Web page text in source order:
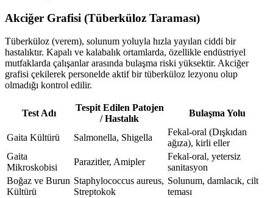
Akciğer Grafisi (Tüberküloz Taraması)
Tüberküloz (verem), solunum yoluyla hızla yayılan ciddi bir
hastalıktır. Kapalı ve kalabalık ortamlarda, özellikle endüstriyel
mutfaklarda çalışanlar arasında bulaşma riski yüksektir. Akciğer
grafisi çekilerek personelde aktif bir tüberküloz lezyonu olup
olmadığı kontrol edilir.
Test Adı
Tespit Edilen Patojen
/ Hastalık
Bulaşma Yolu
Gaita Kültürü Salmonella, Shigella
Fekal-oral (Dışkıdan
ağıza), kirli eller
Gaita
Mikroskobisi
Parazitler, Amipler
Fekal-oral, yetersiz
sanitasyon
Boğaz ve Burun
Kültürü
Staphylococcus aureus,
Streptokok
Solunum, damlacık, cilt
teması